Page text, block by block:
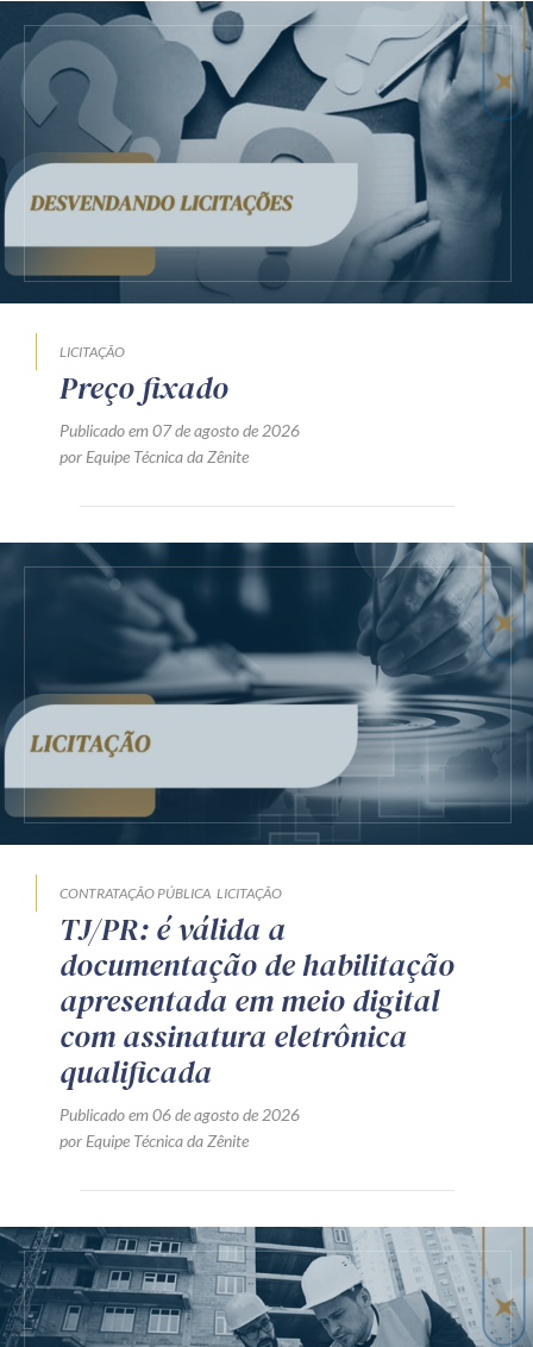
LICITAÇÃO
Preço fixado
Publicado em 07 de agosto de 2026
por Equipe Técnica da Zênite
CONTRATAÇÃO PÚBLICA LICITAÇÃO
TJ/PR: é válida a
documentação de habilitação
apresentada em meio digital
com assinatura eletrônica
qualificada
Publicado em 06 de agosto de 2026
por Equipe Técnica da Zênite